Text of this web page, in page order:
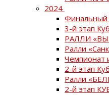
2024
Финальный
3-й этап
РАЛЛИ
Ралли
Чемпионат
2-й этап
Ралли
2-й этап